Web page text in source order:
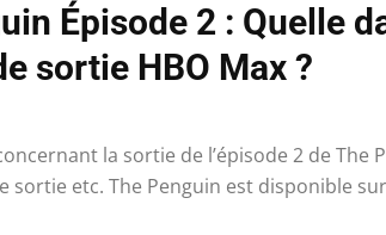
Épisode 2 : Quelle
sortie HBO Max ?
la sortie de l’épisode 2 de The
sortie etc. The Penguin est disponible